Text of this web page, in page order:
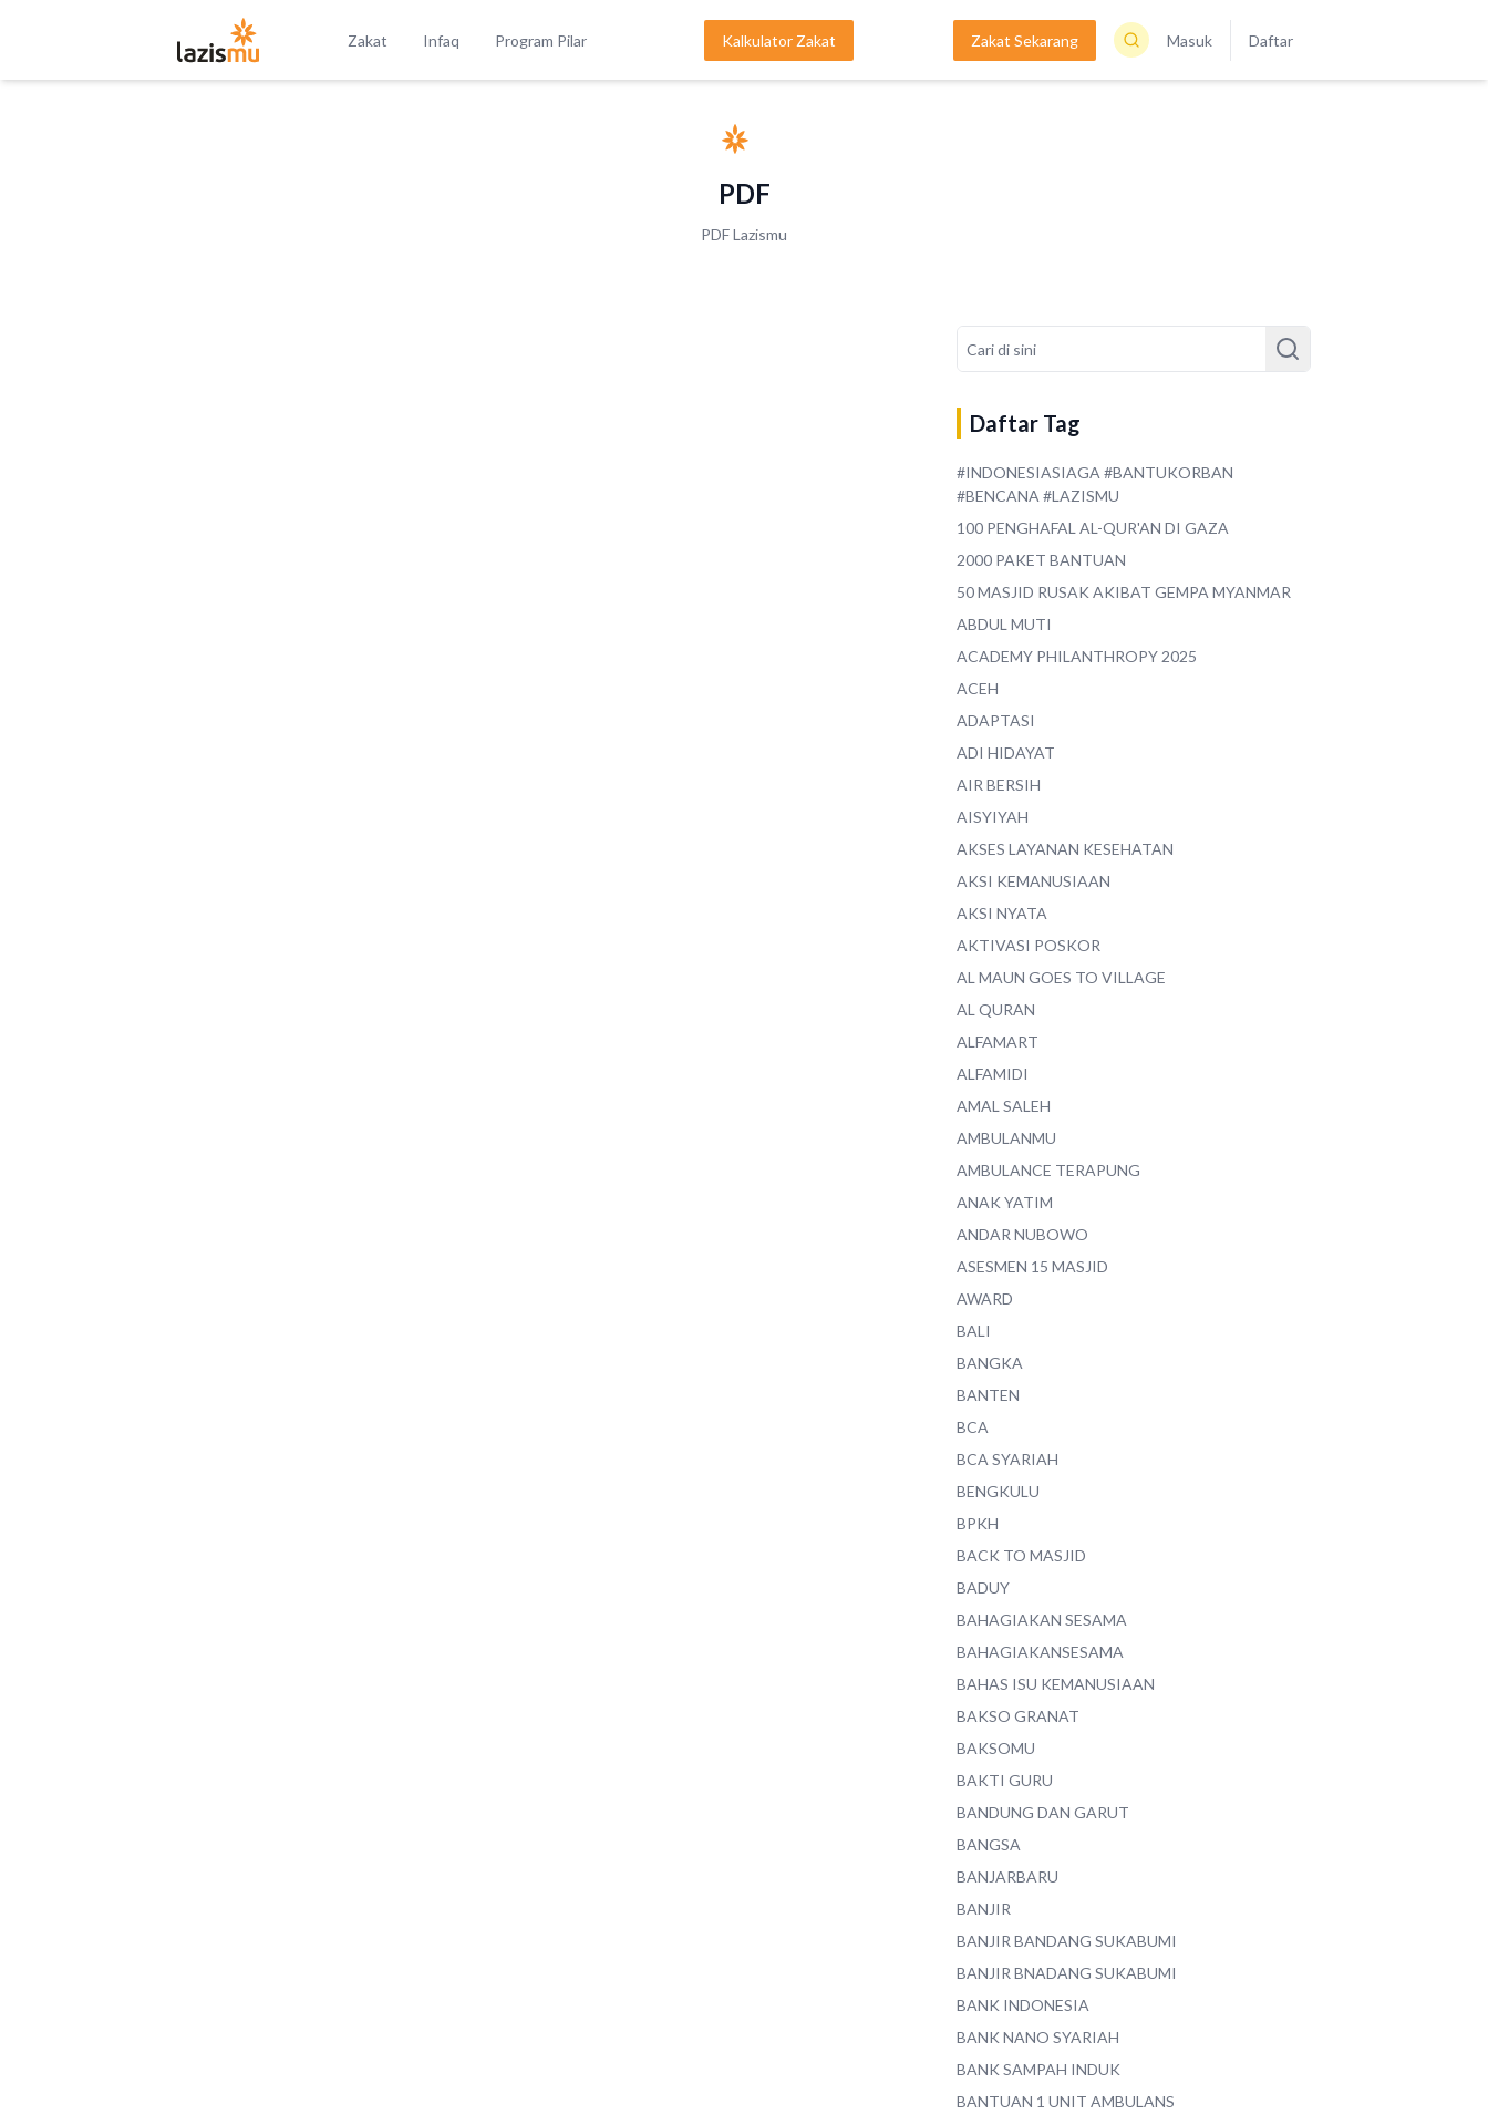
Zakat Infaq Program Pilar Kalkulator Zakat Zakat Sekarang Masuk Daftar
PDF
PDF Lazismu
Daftar Tag
#INDONESIASIAGA #BANTUKORBAN
#BENCANA #LAZISMU
100 PENGHAFAL AL-QUR'AN DI GAZA
2000 PAKET BANTUAN
50 MASJID RUSAK AKIBAT GEMPA MYANMAR
ABDUL MUTI
ACADEMY PHILANTHROPY 2025
ACEH
ADAPTASI
ADI HIDAYAT
AIR BERSIH
AISYIYAH
AKSES LAYANAN KESEHATAN
AKSI KEMANUSIAAN
AKSI NYATA
AKTIVASI POSKOR
AL MAUN GOES TO VILLAGE
AL QURAN
ALFAMART
ALFAMIDI
AMAL SALEH
AMBULANMU
AMBULANCE TERAPUNG
ANAK YATIM
ANDAR NUBOWO
ASESMEN 15 MASJID
AWARD
BALI
BANGKA
BANTEN
BCA
BCA SYARIAH
BENGKULU
BPKH
BACK TO MASJID
BADUY
BAHAGIAKAN SESAMA
BAHAGIAKANSESAMA
BAHAS ISU KEMANUSIAAN
BAKSO GRANAT
BAKSOMU
BAKTI GURU
BANDUNG DAN GARUT
BANGSA
BANJARBARU
BANJIR
BANJIR BANDANG SUKABUMI
BANJIR BNADANG SUKABUMI
BANK INDONESIA
BANK NANO SYARIAH
BANK SAMPAH INDUK
BANTUAN 1 UNIT AMBULANS